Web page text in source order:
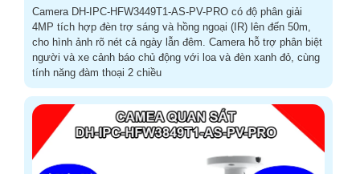
Camera DH-IPC-HFW3449T1-AS-PV-PRO có độ phân giải
4MP tích hợp đèn trợ sáng và hồng ngoại (IR) lên đến 50m,
cho hình ảnh rõ nét cả ngày lẫn đêm. Camera hỗ trợ phân biệt
người và xe cảnh báo chủ động với loa và đèn xanh đỏ, cùng
tính năng đàm thoại 2 chiều